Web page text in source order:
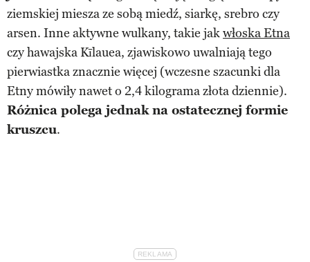
ziemskiej miesza ze sobą miedź, siarkę, srebro czy
arsen. Inne aktywne wulkany, takie jakwłoska Etna
czy hawajska Kīlauea, zjawiskowo uwalniają tego
pierwiastka znacznie więcej (wczesne szacunki dla
Etny mówiły nawet o 2,4 kilograma złota dziennie).
Różnica polega jednak na ostatecznej formie
kruszcu.